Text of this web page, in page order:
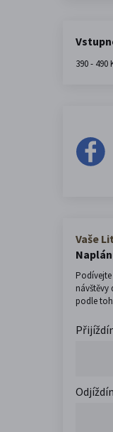
390 - 490
Vaše
návštěvy
podle